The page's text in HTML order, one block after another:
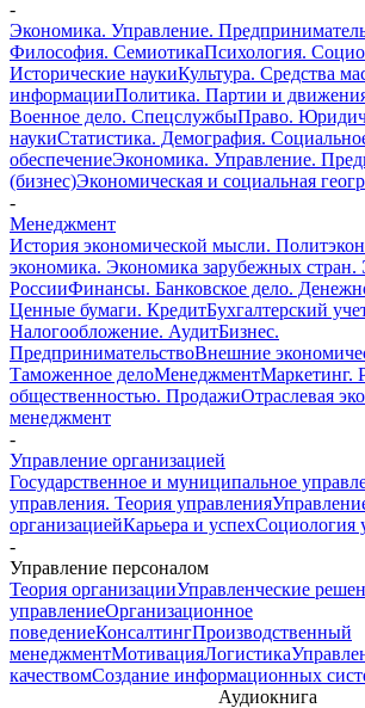
-
Экономика. Управление.
Философия. СемиотикаПсихология.
Исторические наукиКультура. Средства
информацииПолитика. Партии и
Военное дело. СпецслужбыПраво.
наукиСтатистика. Демография.
обеспечениеЭкономика. Управление.
(бизнес)Экономическая и социальная
-
Менеджмент
История экономической мысли.
экономика. Экономика зарубежных стран.
РоссииФинансы. Банковское дело.
Ценные бумаги. КредитБухгалтерский
Налогообложение. АудитБизнес.
ПредпринимательствоВнешние
Таможенное делоМенеджментМаркетинг.
общественностью. ПродажиОтраслевая
менеджмент
-
Управление организацией
Государственное и муниципальное
управления. Теория управления
организациейКарьера и успехСоциология
-
Управление персоналом
Теория организацииУправленческие
управлениеОрганизационное
поведениеКонсалтингПроизводственный
менеджментМотивацияЛогистика
качествомСоздание информационных
Аудиокнига